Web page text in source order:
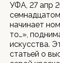
УФА, 27 апр
начинает
то…»,
искусства.
статьей о